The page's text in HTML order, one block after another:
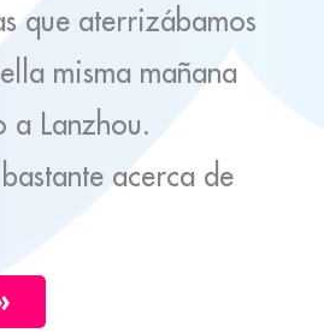
que aterrizábamos
misma mañana
a Lanzhou.
acerca de